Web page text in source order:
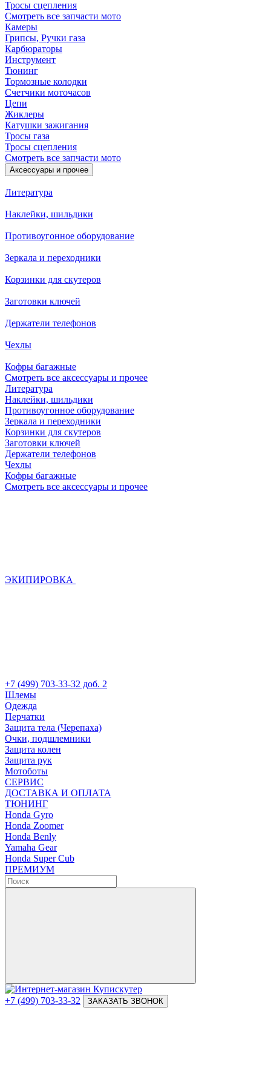
Тросы сцепления
Смотреть все запчасти мото
Камеры
Грипсы, Ручки газа
Карбюраторы
Инструмент
Тюнинг
Тормозные колодки
Счетчики моточасов
Цепи
Жиклеры
Катушки зажигания
Тросы газа
Тросы сцепления
Смотреть все запчасти мото
Аксессуары и прочее
Литература
Наклейки, шильдики
Противоугонное оборудование
Зеркала и переходники
Корзинки для скутеров
Заготовки ключей
Держатели телефонов
Чехлы
Кофры багажные
Смотреть все аксессуары и прочее
Литература
Наклейки, шильдики
Противоугонное оборудование
Зеркала и переходники
Корзинки для скутеров
Заготовки ключей
Держатели телефонов
Чехлы
Кофры багажные
Смотреть все аксессуары и прочее
ЭКИПИРОВКА
+7 (499) 703-33-32 доб. 2
Шлемы
Одежда
Перчатки
Защита тела (Черепаха)
Очки, подшлемники
Защита колен
Защита рук
Мотоботы
СЕРВИС
ДОСТАВКА И ОПЛАТА
ТЮНИНГ
Honda Gyro
Honda Zoomer
Honda Benly
Yamaha Gear
Honda Super Cub
ПРЕМИУМ
+7 (499) 703-33-32 ЗАКАЗАТЬ ЗВОНОК